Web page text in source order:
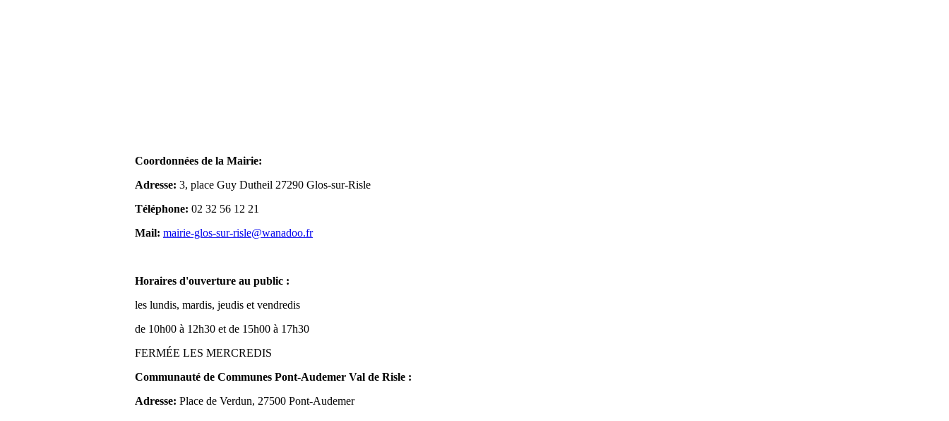
Coordonnées de la Mairie:
Adresse: 3, place Guy Dutheil 27290 Glos-sur-Risle
Téléphone: 02 32 56 12 21
Mail: mairie-glos-sur-risle@wanadoo.fr
Horaires d'ouverture au public :
les lundis, mardis, jeudis et vendredis
de 10h00 à 12h30 et de 15h00 à 17h30
FERMÉE LES MERCREDIS
Communauté de Communes Pont-Audemer Val de Risle :
Adresse: Place de Verdun, 27500 Pont-Audemer